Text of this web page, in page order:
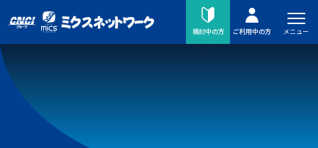
検討中の方 ご利用中の方 メニュー